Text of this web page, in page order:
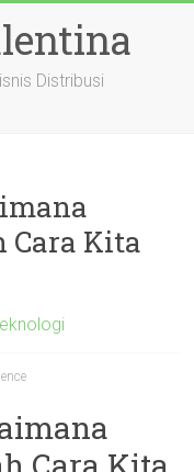
Distribusi
Cara Kita